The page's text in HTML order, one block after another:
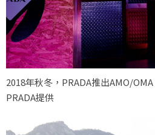
2018年秋冬，PRADA推出AMO/
PRADA提供